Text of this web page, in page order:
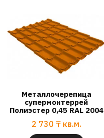
Металлочерепица
супермонтеррей
Полиэстер 0,45 RAL 2004
2 730 ₸ кв.м.